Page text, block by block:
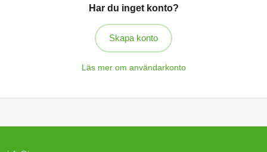
Har du inget konto?
Skapa konto
Läs mer om användarkonto